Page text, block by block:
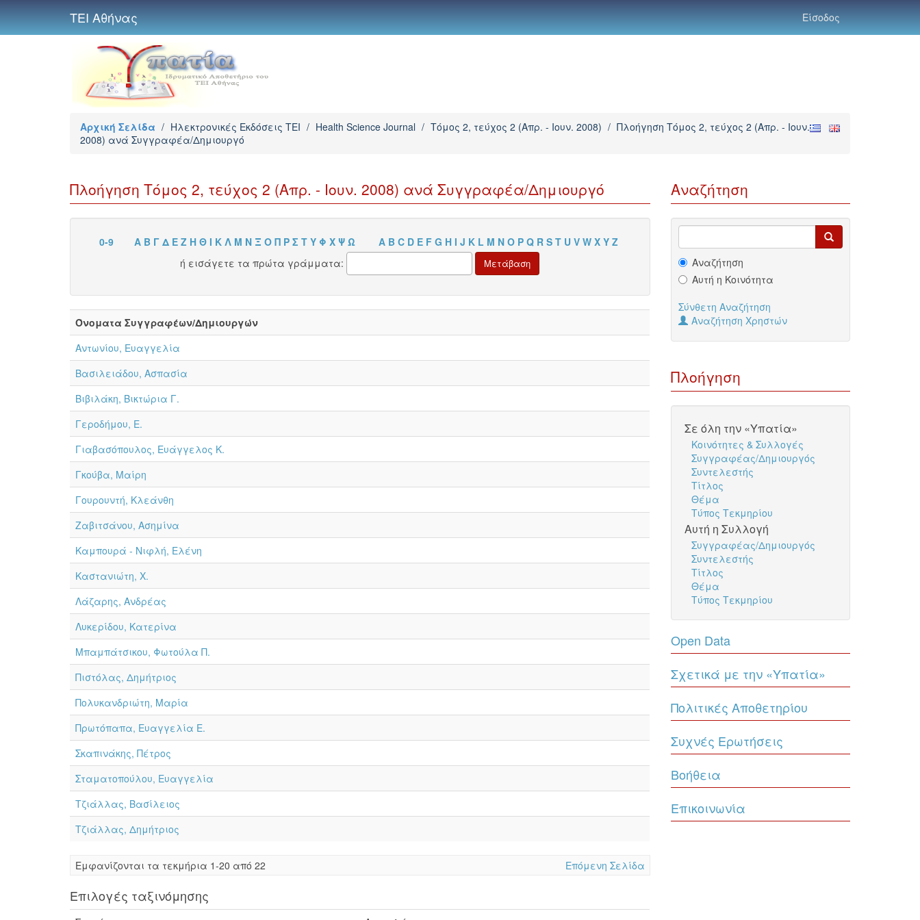
ΤΕΙ Αθήνας Είσοδος
Αρχική Σελίδα / Ηλεκτρονικές Εκδόσεις TEI / Health Science Journal / Τόμος 2, τεύχος 2 (Απρ. - Ιουν. 2008) / Πλοήγηση Τόμος 2, τεύχος 2 (Απρ. - Ιουν.
2008) ανά Συγγραφέα/Δημιουργό
Πλοήγηση Τόμος 2, τεύχος 2 (Απρ. - Ιουν. 2008) ανά Συγγραφέα/Δημιουργό
0-9 Α Β Γ Δ Ε Ζ Η Θ Ι Κ Λ Μ Ν Ξ Ο Π Ρ Σ Τ Υ Φ Χ Ψ Ω A B C D E F G H I J K L M N O P Q R S T U V W X Y Z
ή εισάγετε τα πρώτα γράμματα:
Όνοματα Συγγραφέων/Δημιουργών
Αντωνίου, Ευαγγελία
Βασιλειάδου, Ασπασία
Βιβιλάκη, Βικτώρια Γ.
Γεροδήμου, Ε.
Γιαβασόπουλος, Ευάγγελος Κ.
Γκούβα, Μαίρη
Γουρουντή, Κλεάνθη
Ζαβιτσάνου, Ασημίνα
Καμπουρά - Νιφλή, Ελένη
Καστανιώτη, Χ.
Λάζαρης, Ανδρέας
Λυκερίδου, Κατερίνα
Μπαμπάτσικου, Φωτούλα Π.
Πιστόλας, Δημήτριος
Πολυκανδριώτη, Μαρία
Πρωτόπαπα, Ευαγγελία Ε.
Σκαπινάκης, Πέτρος
Σταματοπούλου, Ευαγγελία
Τζιάλλας, Βασίλειος
Τζιάλλας, Δημήτριος
Eμφανίζονται τα τεκμήρια 1-20 από 22 Επόμενη Σελίδα
Επιλογές ταξινόμησης
Αναζήτηση
Αναζήτηση
Αυτή η Κοινότητα
Σύνθετη Αναζήτηση
Αναζήτηση Χρηστών
Πλοήγηση
Σε όλη την «Υπατία»
Κοινότητες & Συλλογές
Συγγραφέας/Δημιουργός
Συντελεστής
Τίτλος
Θέμα
Τύπος Τεκμηρίου
Αυτή η Συλλογή
Συγγραφέας/Δημιουργός
Συντελεστής
Τίτλος
Θέμα
Τύπος Τεκμηρίου
Open Data
Σχετικά με την «Υπατία»
Πολιτικές Αποθετηρίου
Συχνές Ερωτήσεις
Βοήθεια
Επικοινωνία